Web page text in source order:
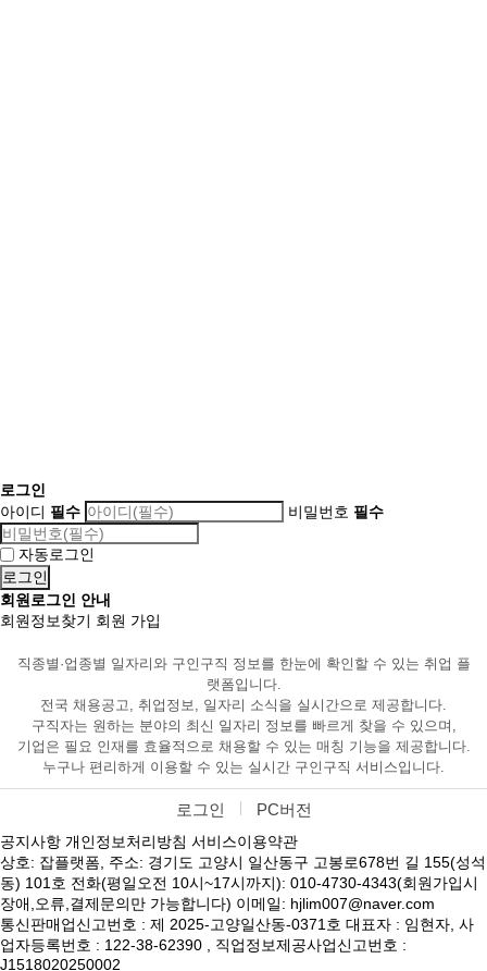
로그인
아이디 필수 비밀번호 필수
자동로그인
회원로그인 안내
회원정보찾기 회원 가입
직종별·업종별 일자리와 구인구직 정보를 한눈에 확인할 수 있는 취업 플
랫폼입니다.
전국 채용공고, 취업정보, 일자리 소식을 실시간으로 제공합니다.
구직자는 원하는 분야의 최신 일자리 정보를 빠르게 찾을 수 있으며,
기업은 필요 인재를 효율적으로 채용할 수 있는 매칭 기능을 제공합니다.
누구나 편리하게 이용할 수 있는 실시간 구인구직 서비스입니다.
로그인 PC버전
공지사항 개인정보처리방침 서비스이용약관
상호: 잡플랫폼, 주소: 경기도 고양시 일산동구 고봉로678번 길 155(성석
동) 101호 전화(평일오전 10시~17시까지): 010-4730-4343(회원가입시
장애,오류,결제문의만 가능합니다) 이메일: hjlim007@naver.com
통신판매업신고번호 : 제 2025-고양일산동-0371호 대표자 : 임현자, 사
업자등록번호 : 122-38-62390 , 직업정보제공사업신고번호 :
J1518020250002